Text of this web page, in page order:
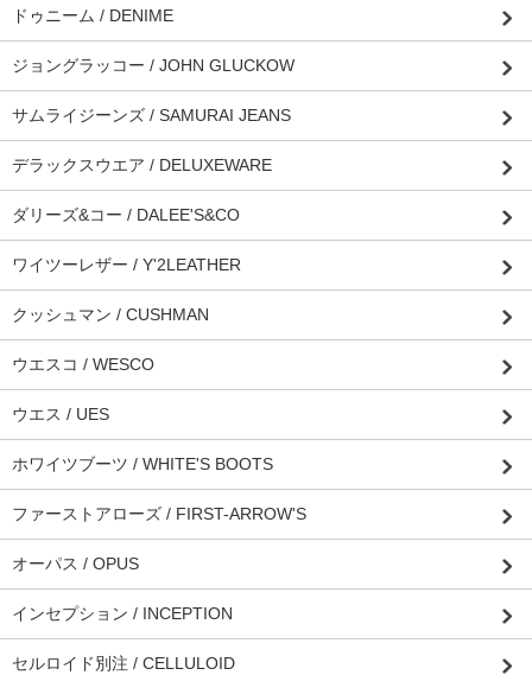
ドゥニーム / DENIME
ジョングラッコー / JOHN GLUCKOW
サムライジーンズ / SAMURAI JEANS
デラックスウエア / DELUXEWARE
ダリーズ&コー / DALEE'S&CO
ワイツーレザー / Y'2LEATHER
クッシュマン / CUSHMAN
ウエスコ / WESCO
ウエス / UES
ホワイツブーツ / WHITE'S BOOTS
ファーストアローズ / FIRST-ARROW'S
オーパス / OPUS
インセプション / INCEPTION
セルロイド別注 / CELLULOID